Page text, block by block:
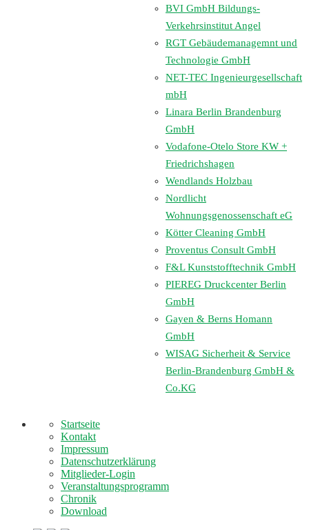
BVI GmbH Bildungs-
Verkehrsinstitut Angel
RGT Gebäudemanagemnt und
Technologie GmbH
NET-TEC Ingenieurgesellschaft
mbH
Linara Berlin Brandenburg
GmbH
Vodafone-Otelo Store KW +
Friedrichshagen
Wendlands Holzbau
Nordlicht
Wohnungsgenossenschaft eG
Kötter Cleaning GmbH
Proventus Consult GmbH
F&L Kunststofftechnik GmbH
PIEREG Druckcenter Berlin
GmbH
Gayen & Berns Homann
GmbH
WISAG Sicherheit & Service
Berlin-Brandenburg GmbH &
Co.KG
Startseite
Kontakt
Impressum
Datenschutzerklärung
Mitglieder-Login
Veranstaltungsprogramm
Chronik
Download